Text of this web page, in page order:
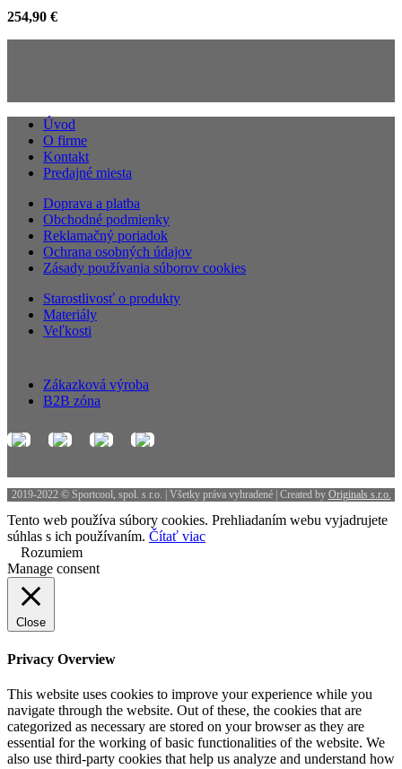
254,90 €
Úvod
O firme
Kontakt
Predajné miesta
Doprava a platba
Obchodné podmienky
Reklamačný poriadok
Ochrana osobných údajov
Zásady používania súborov cookies
Starostlivosť o produkty
Materiály
Veľkosti
Zákazková výroba
B2B zóna
2019-2022 © Sportcool, spol. s r.o. | Všetky práva vyhradené | Created by Originals s.r.o.
Tento web používa súbory cookies. Prehliadaním webu vyjadrujete
súhlas s ich používaním. Čítať viac
Rozumiem
Manage consent
Close
Privacy Overview
This website uses cookies to improve your experience while you
navigate through the website. Out of these, the cookies that are
categorized as necessary are stored on your browser as they are
essential for the working of basic functionalities of the website. We
also use third-party cookies that help us analyze and understand how